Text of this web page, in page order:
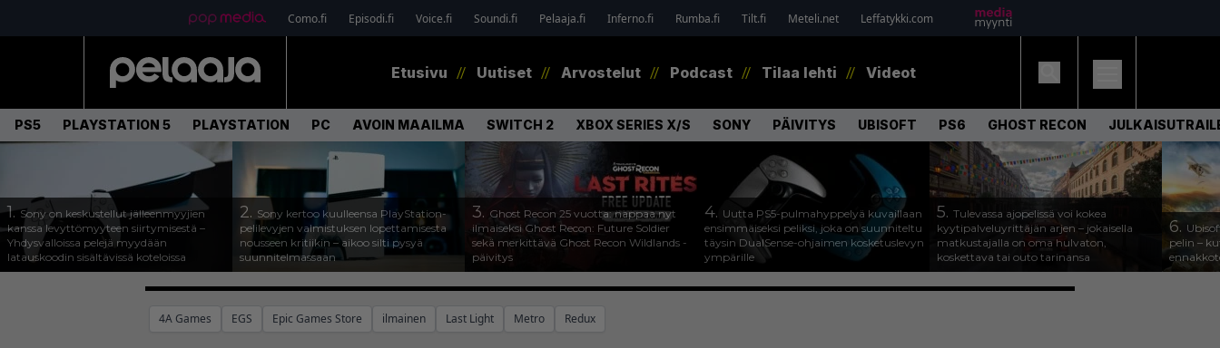
Como.fi Episodi.fi Voice.fi Soundi.fi Pelaaja.fi Inferno.fi Rumba.fi Tilt.fi Meteli.net Leffatykki.com
Etusivu Uutiset Arvostelut Podcast Tilaa lehti Videot
PS5 PLAYSTATION 5 PLAYSTATION PC AVOIN MAAILMA SWITCH 2 XBOX SERIES X/S SONY PÄIVITYS UBISOFT PS6 GHOST RECON
1.Sony on keskustellut jälleenmyyjien
kanssa levyttömyyteen siirtymisestä –
Yhdysvalloissa pelejä myydään
latauskoodin sisältävissä koteloissa
2. Sony kertoo kuulleensa PlayStation-
pelilevyjen valmistuksen lopettamisesta
nousseen kritiikin – aikoo silti pysyä
suunnitelmassaan
3. Ghost Recon 25 vuotta: nappaa nyt
ilmaiseksi Ghost Recon: Future Soldier
sekä merkittävä Ghost Recon Wildlands -
päivitys
4. Uutta PS5-pulmahyppelyä kuvaillaan
ensimmäiseksi peliksi, joka on suunniteltu
täysin DualSense-ohjaimen kosketuslevyn
ympärille
5. Tulevassa ajopelissä voi kokea
kyytipalveluyrittäjän arjen – jokaisella
matkustajalla on oma hulvaton,
koskettava tai outo tarinansa
6.
pelin –
4A Games EGS Epic Games Store ilmainen Last Light Metro Redux